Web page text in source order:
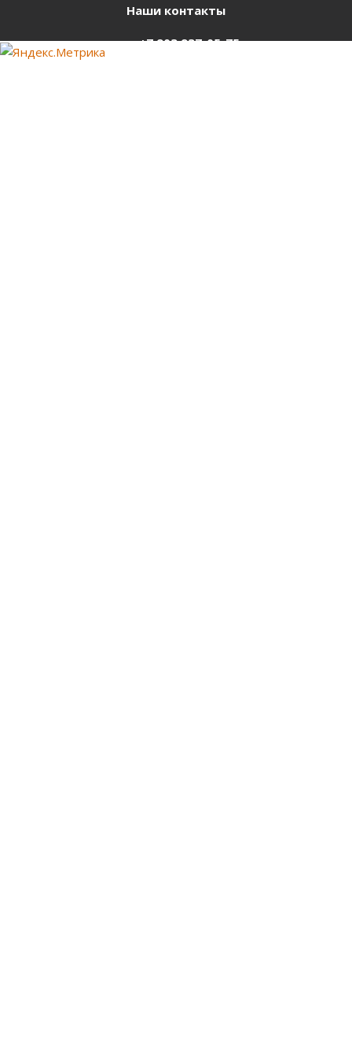
Наши контакты
+7 903 937-05-75